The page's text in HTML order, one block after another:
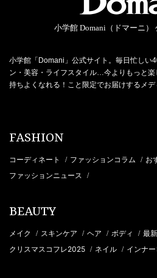
小学館 Domani（ドマーニ）
小学館「Domani」公式サイト。毎日忙しい
ン・美容・ライフスタイル…今よりもっと
持ちよくなれる！こと限定でお届けするメデ
FASHION
コーディネート / ファッションコラム / お
ファッションニュース /
BEAUTY
メイク / スキンケア / ヘア / ボディ / 最
クリスマスコフレ2025 / ネイル / インナ